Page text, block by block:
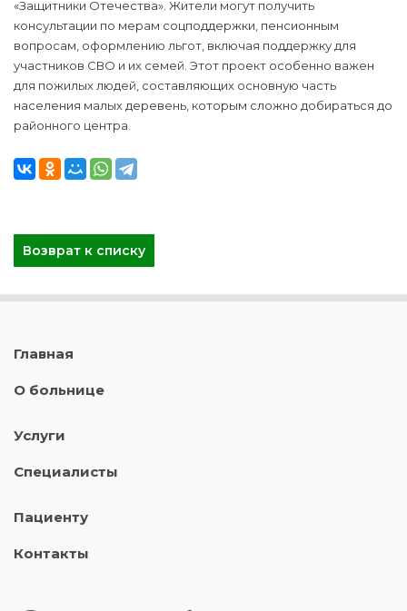
«Защитники Отечества». Жители могут получить
консультации по мерам соцподдержки, пенсионным
вопросам, оформлению льгот, включая поддержку для
участников СВО и их семей. Этот проект особенно важен
для пожилых людей, составляющих основную часть
населения малых деревень, которым сложно добираться до
районного центра.
Возврат к списку
Главная
О больнице
Услуги
Специалисты
Пациенту
Контакты